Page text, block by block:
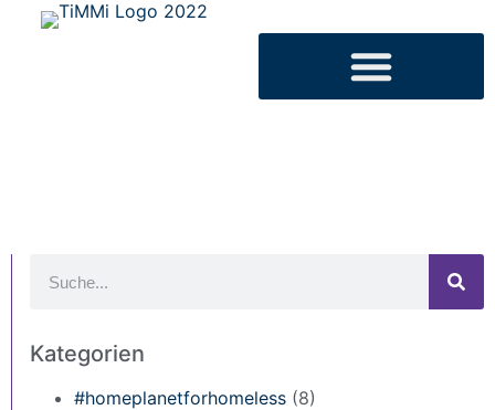
Kategorien
#homeplanetforhomeless (8)